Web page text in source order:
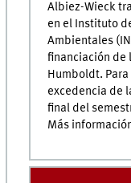
Albiez-Wieck
en el Instituto
Ambientales
financiación de
Humboldt.
excedencia de
final del
Más